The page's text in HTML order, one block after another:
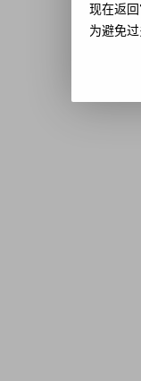
现在返
为避免